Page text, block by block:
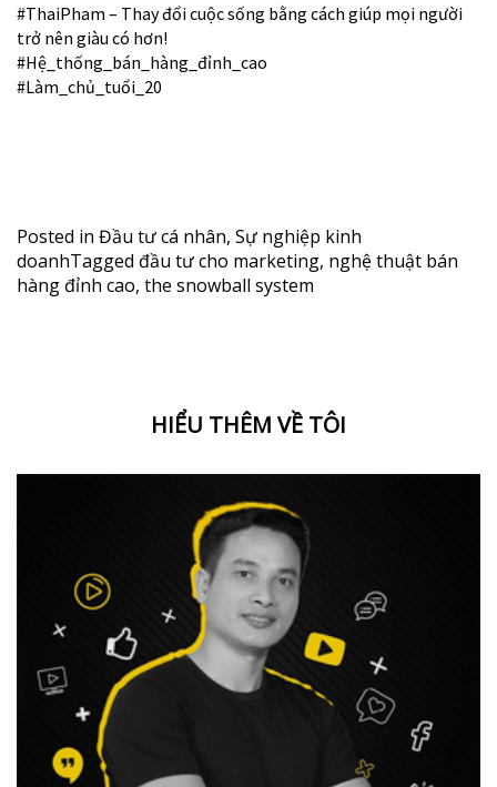
#ThaiPham – Thay đổi cuộc sống bằng cách giúp mọi người
trở nên giàu có hơn!
#Hệ_thống_bán_hàng_đỉnh_cao
#Làm_chủ_tuổi_20
Posted in Đầu tư cá nhân, Sự nghiệp kinh
doanhTagged đầu tư cho marketing, nghệ thuật bán
hàng đỉnh cao, the snowball system
HIỂU THÊM VỀ TÔI